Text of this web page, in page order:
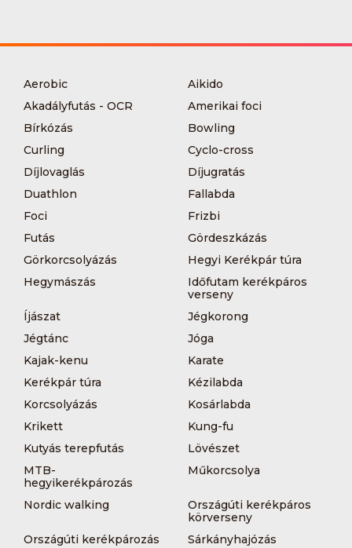
Aerobic
Aikido
Akadályfutás - OCR
Amerikai foci
Bírkózás
Bowling
Curling
Cyclo-cross
Díjlovaglás
Díjugratás
Duathlon
Fallabda
Foci
Frizbi
Futás
Gördeszkázás
Görkorcsolyázás
Hegyi Kerékpár túra
Hegymászás
Időfutam kerékpáros
verseny
Íjászat
Jégkorong
Jégtánc
Jóga
Kajak-kenu
Karate
Kerékpár túra
Kézilabda
Korcsolyázás
Kosárlabda
Krikett
Kung-fu
Kutyás terepfutás
Lövészet
MTB-
hegyikerékpározás
Műkorcsolya
Nordic walking
Országúti kerékpáros
körverseny
Országúti kerékpározás
Sárkányhajózás